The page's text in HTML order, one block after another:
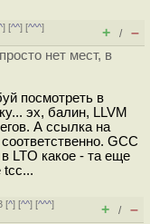
] [^^] [^^^]
+ / –
нет мест, в
посмотреть в
эх, балин, LLVM
А ссылка на
GCC
LTO какое - та еще
tcc...
[^] [^^] [^^^]
+ / –